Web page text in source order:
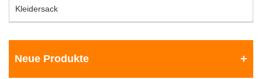
Kleidersack
Neue Produkte